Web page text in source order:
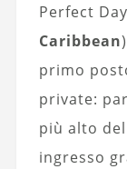
Perfect
Caribbean
primo
private:
più alto
ingresso